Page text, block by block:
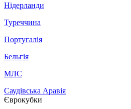
Нідерланди
Туреччина
Португалія
Бельгія
МЛС
Саудівська Аравія
Єврокубки